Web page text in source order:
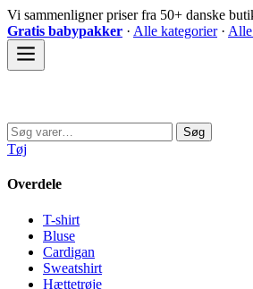
Spring
til
indhold
Vi sammenligner priser fra 50+ danske
Gratis babypakker · Alle kategorier·
Søg
efter:
Søg
Tøj
Overdele
T-shirt
Bluse
Cardigan
Sweatshirt
Hættetrøje